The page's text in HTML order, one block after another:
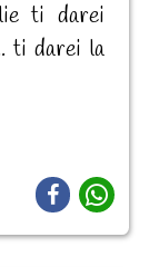
ti darei
ti darei la